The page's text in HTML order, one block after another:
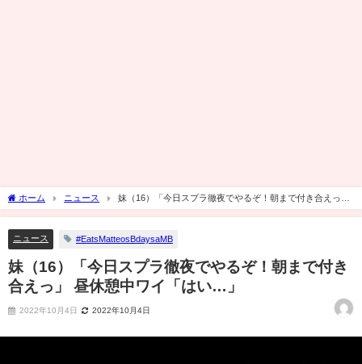
ホーム ニュース
妹（16）「今日スプラ徹夜でやるぞ！朝まで付き合えっ」
昼休憩中ワイ「はい…」
ニュース #EatsMatteosBdaysaMB
妹（16）「今日スプラ徹夜でやるぞ！朝まで付き
合えっ」 昼休憩中ワイ「はい…」
2022年10月4日 2022年10月4日